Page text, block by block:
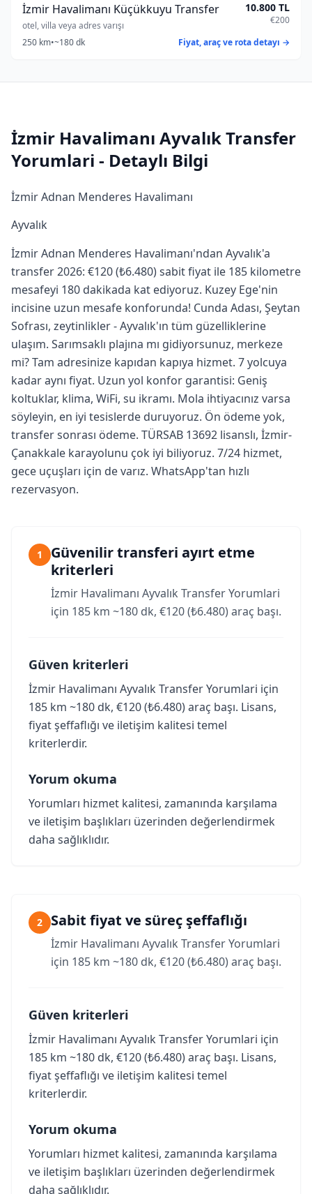
İzmir Havalimanı Küçükkuyu Transfer
otel, villa veya adres varışı
10.800 TL
€200
250 km•~180 dk Fiyat, araç ve rota detayı →
İzmir Havalimanı Ayvalık Transfer
Yorumlari - Detaylı Bilgi
İzmir Adnan Menderes Havalimanı
Ayvalık
İzmir Adnan Menderes Havalimanı'ndan Ayvalık'a
transfer 2026: €120 (₺6.480) sabit fiyat ile 185 kilometre
mesafeyi 180 dakikada kat ediyoruz. Kuzey Ege'nin
incisine uzun mesafe konforunda! Cunda Adası, Şeytan
Sofrası, zeytinlikler - Ayvalık'ın tüm güzelliklerine
ulaşım. Sarımsaklı plajına mı gidiyorsunuz, merkeze
mi? Tam adresinize kapıdan kapıya hizmet. 7 yolcuya
kadar aynı fiyat. Uzun yol konfor garantisi: Geniş
koltuklar, klima, WiFi, su ikramı. Mola ihtiyacınız varsa
söyleyin, en iyi tesislerde duruyoruz. Ön ödeme yok,
transfer sonrası ödeme. TÜRSAB 13692 lisanslı, İzmir-
Çanakkale karayolunu çok iyi biliyoruz. 7/24 hizmet,
gece uçuşları için de varız. WhatsApp'tan hızlı
rezervasyon.
1
Güvenilir transferi ayırt etme
kriterleri
İzmir Havalimanı Ayvalık Transfer Yorumlari
için 185 km ~180 dk, €120 (₺6.480) araç başı.
Güven kriterleri
İzmir Havalimanı Ayvalık Transfer Yorumlari için
185 km ~180 dk, €120 (₺6.480) araç başı. Lisans,
fiyat şeffaflığı ve iletişim kalitesi temel
kriterlerdir.
Yorum okuma
Yorumları hizmet kalitesi, zamanında karşılama
ve iletişim başlıkları üzerinden değerlendirmek
daha sağlıklıdır.
2 Sabit fiyat ve süreç şeffaflığı
İzmir Havalimanı Ayvalık Transfer Yorumlari
için 185 km ~180 dk, €120 (₺6.480) araç başı.
Güven kriterleri
İzmir Havalimanı Ayvalık Transfer Yorumlari için
185 km ~180 dk, €120 (₺6.480) araç başı. Lisans,
fiyat şeffaflığı ve iletişim kalitesi temel
kriterlerdir.
Yorum okuma
Yorumları hizmet kalitesi, zamanında karşılama
ve iletişim başlıkları üzerinden değerlendirmek
daha sağlıklıdır.